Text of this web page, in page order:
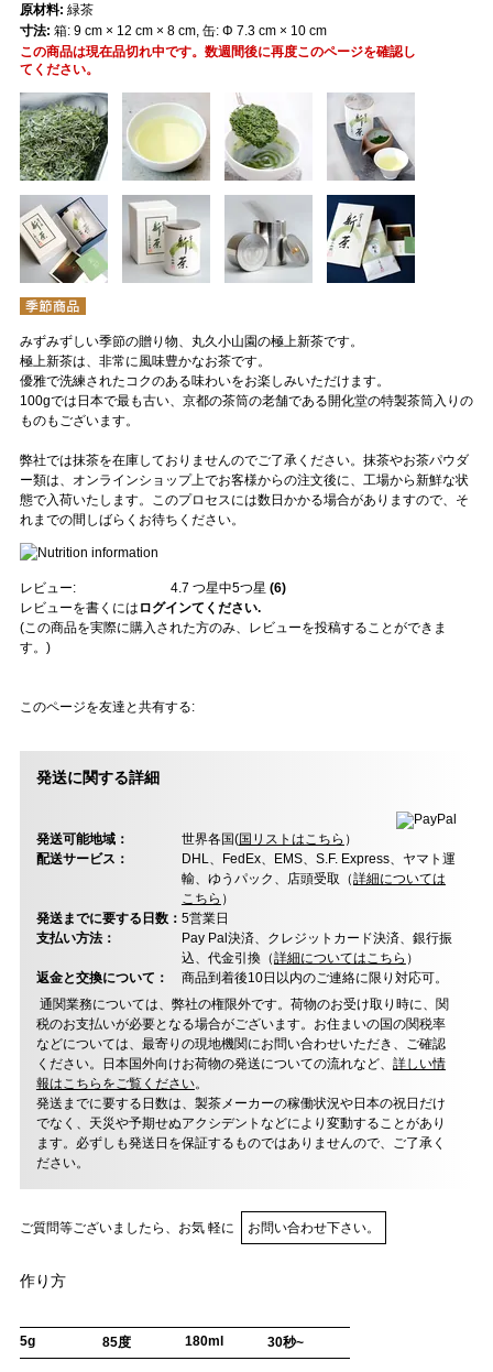
みずみずしい季節の贈り物、丸久小山園の極上新茶です。
極上新茶は、非常に風味豊かなお茶です。
優雅で洗練されたコクのある味わいをお楽しみいただけます。
100gでは日本で最も古い、京都の茶筒の老舗である開化堂の特製茶筒入りの
ものもございます。
弊社では抹茶を在庫しておりませんのでご了承ください。抹茶やお茶パウダ
ー類は、オンラインショップ上でお客様からの注文後に、工場から新鮮な状
態で入荷いたします。このプロセスには数日かかる場合がありますので、そ
れまでの間しばらくお待ちください。
レビュー: 4.7 つ星中5つ星 (6)
レビューを書くには ログインてください.
(この商品を実際に購入された方のみ、レビューを投稿することができま
す。)
このページを友達と共有する:
原材料: 緑茶
寸法: 箱: 9 cm × 12 cm × 8 cm, 缶: Φ 7.3 cm × 10 cm
この商品は現在品切れ中です。数週間後に再度このページを確認し
てください。
発送に関する詳細
発送可能地域： 世界各国(国リストはこちら ）
配送サービス：
DHL、FedEx、EMS、S.F. Express、ヤマト運
輸、ゆうパック、店頭受取（詳細については
こちら ）
発送までに要する日数： 5営業日
支払い方法：
Pay Pal決済、クレジットカード決済、銀行振
込、代金引換（詳細についてはこちら ）
返金と交換について：
商品到着後10日以内のご連絡に限り対応可。
通関業務については、弊社の権限外です。荷物のお受け取り時に、関
税のお支払いが必要となる場合がございます。お住まいの国の関税率
などについては、最寄りの現地機関にお問い合わせいただき、ご確認
ください。日本国外向けお荷物の発送についての流れなど、 詳しい情
報はこちらをご覧ください。
発送までに要する日数は、製茶メーカーの稼働状況や日本の祝日だけ
でなく、天災や予期せぬアクシデントなどにより変動することがあり
ます。必ずしも発送日を保証するものではありませんので、ご了承く
ださい。
ご質問等ございましたら、お気 軽に お問い合わせ下さい。
作り方
5g 85度 180ml 30秒~